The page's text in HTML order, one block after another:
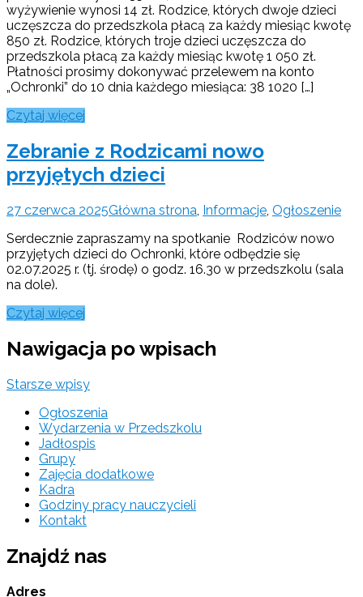
wyżywienie wynosi 14 zł. Rodzice, których dwoje dzieci
uczęszcza do przedszkola płacą za każdy miesiąc kwotę
850 zł. Rodzice, których troje dzieci uczęszcza do
przedszkola płacą za każdy miesiąc kwotę 1 050 zł.
Płatności prosimy dokonywać przelewem na konto
„Ochronki” do 10 dnia każdego miesiąca: 38 1020 […]
Czytaj więcej
Zebranie z Rodzicami nowo
przyjętych dzieci
27 czerwca 2025Główna strona, Informacje, Ogłoszenie
Serdecznie zapraszamy na spotkanie Rodziców nowo
przyjętych dzieci do Ochronki, które odbędzie się
02.07.2025 r. (tj. środę) o godz. 16.30 w przedszkolu (sala
na dole).
Czytaj więcej
Nawigacja po wpisach
Starsze wpisy
Ogłoszenia
Wydarzenia w Przedszkolu
Jadłospis
Grupy
Zajęcia dodatkowe
Kadra
Godziny pracy nauczycieli
Kontakt
Znajdź nas
Adres